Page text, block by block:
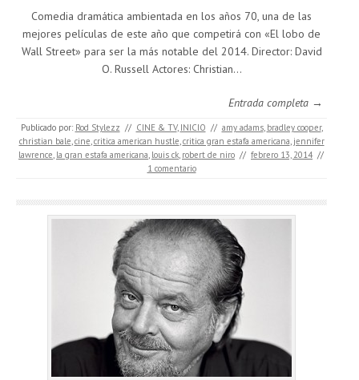
Comedia dramática ambientada en los años 70, una de las
mejores películas de este año que competirá con «El lobo de
Wall Street» para ser la más notable del 2014. Director: David
O. Russell Actores: Christian…
Entrada completa →
Publicado por: Rod Stylezz // CINE & TV, INICIO // amy adams, bradley cooper,
christian bale,cine,critica american hustle,critica gran estafa americana, jennifer
lawrence, la gran estafa americana, louis ck, robert de niro // febrero 13, 2014 //
1 comentario